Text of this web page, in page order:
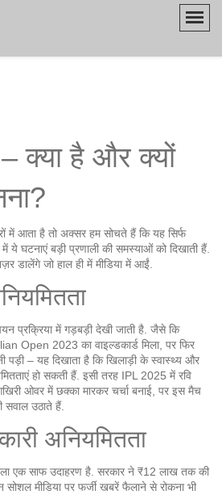
क्या है और क्यों
में आता है तो अक्सर हम सोचते हैं कि यह सिर्फ
घटनाएं बड़ी प्रणाली की समस्याओं को दिखाती हैं.
डालेंगे जो हाल ही में मीडिया में आईं.
प्रक्रिया में गड़बड़ी देखी जाती है. जैसे कि
Open 2023 का वाइल्डकार्ड मिला, पर फिर
पड़ी – यह दिखाता है कि खिलाड़ी के स्वास्थ्य और
हो सकती हैं. इसी तरह IPL 2025 में रवि
ओवर में छक्का मारकर चर्चा बनाई, पर इस मैच
सवाल उठाते हैं.
अनियमितता
एक साफ उदाहरण है. सरकार ने ₹12 लाख तक की
मीडिया पर फर्जी खबरें फैलाने से रोकना भी